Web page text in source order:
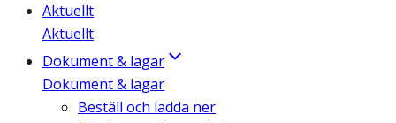
Aktuellt
Aktuellt
Dokument & lagar
Dokument & lagar
Beställ och ladda ner